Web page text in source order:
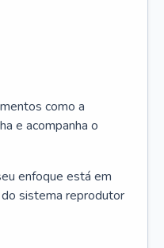
como a
e acompanha o
enfoque está em
sistema reprodutor